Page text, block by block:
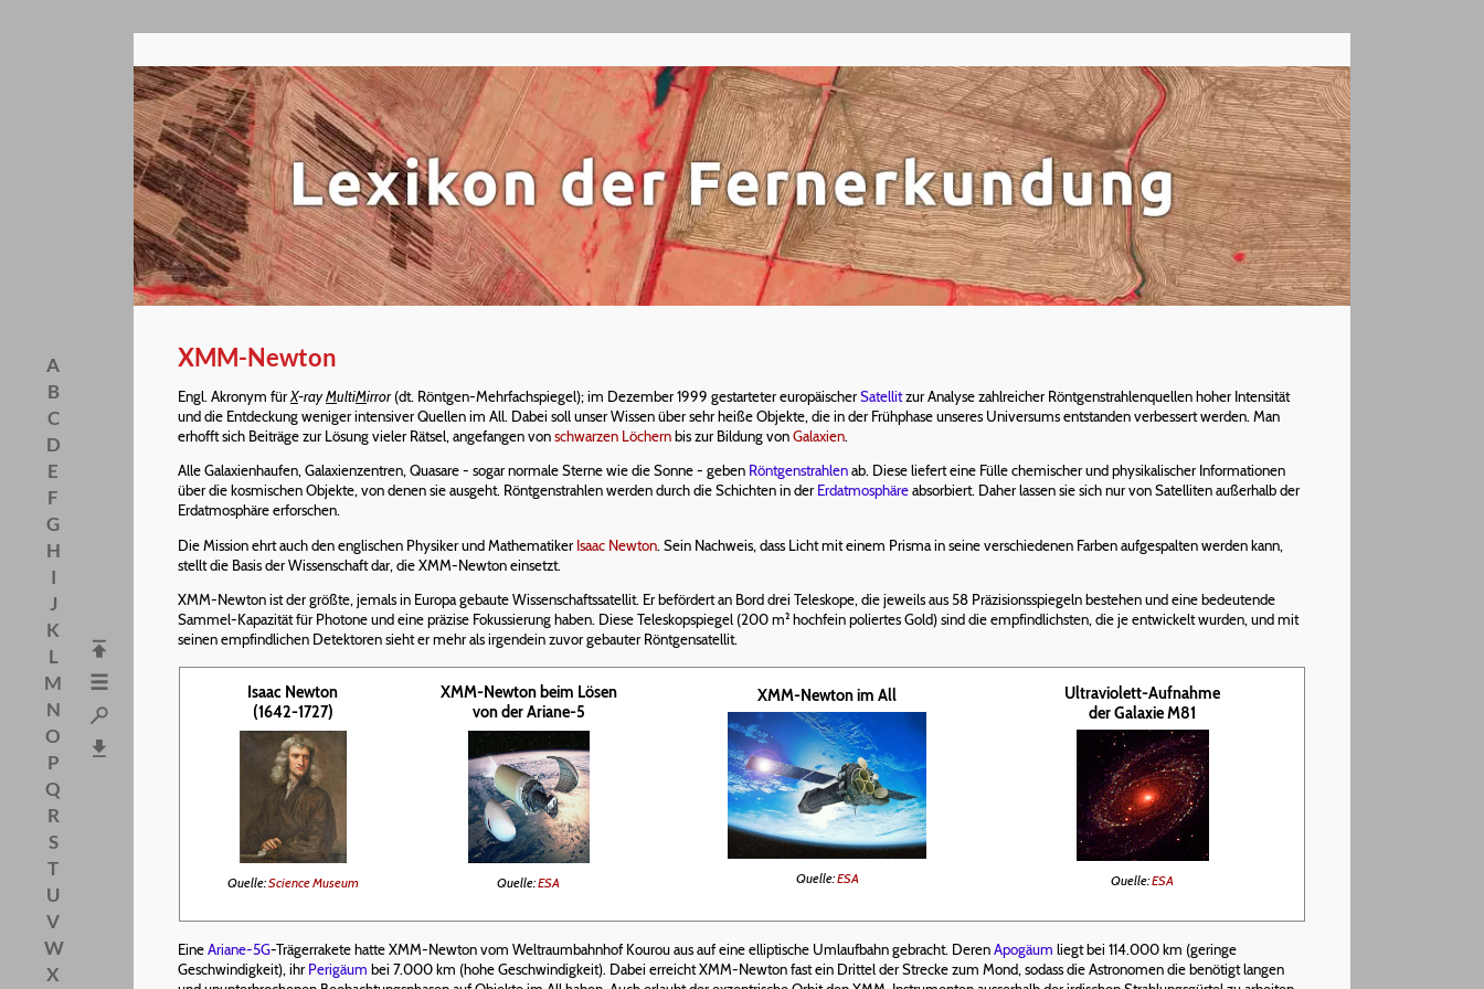
A
B
C
D
E
F
G
H
I
J
K
L
M
N
O
P
Q
R
S
T
U
V
W
X
XMM-Newton
Engl. Akronym fürX-rayMultiMirror(dt. Röntgen-Mehrfachspiegel); im Dezember 1999 gestarteter europäischerSatellitzur Analyse zahlreicher Röntgenstrahlenquellen hoher Intensität
und die Entdeckung weniger intensiver Quellen im All. Dabei soll unser Wissen über sehr heiße Objekte, die in der Frühphase unseres Universums entstanden verbessert werden. Man
erhofft sich Beiträge zur Lösung vieler Rätsel, angefangen vonschwarzen Löchernbis zur Bildung vonGalaxien.
Alle Galaxienhaufen, Galaxienzentren, Quasare - sogar normale Sterne wie die Sonne - geben Röntgenstrahlenab. Diese liefert eine Fülle chemischer und physikalischer Informationen
über die kosmischen Objekte, von denen sie ausgeht. Röntgenstrahlen werden durch die Schichten in derErdatmosphäreabsorbiert. Daher lassen sie sich nur von Satelliten außerhalb der
Erdatmosphäre erforschen.
Die Mission ehrt auch den englischen Physiker und MathematikerIsaac Newton. Sein Nachweis, dass Licht mit einem Prisma in seine verschiedenen Farben aufgespalten werden kann,
stellt die Basis der Wissenschaft dar, die XMM-Newton einsetzt.
XMM-Newton ist der größte, jemals in Europa gebaute Wissenschaftssatellit. Er befördert an Bord drei Teleskope, die jeweils aus 58 Präzisionsspiegeln bestehen und eine bedeutende
Sammel-Kapazität für Photone und eine präzise Fokussierung haben. Diese Teleskopspiegel (200 m² hochfein poliertes Gold) sind die empfindlichsten, die je entwickelt wurden, und mit
seinen empfindlichen Detektoren sieht er mehr als irgendein zuvor gebauter Röntgensatellit.
Isaac Newton
(1642-1727)
Quelle:Science Museum
XMM-Newton beim Lösen
von der Ariane-5
Quelle:ESA
XMM-Newton im All
Quelle:ESA
Ultraviolett-Aufnahme
der Galaxie M81
Quelle:ESA
EineAriane-5G-Trägerrakete hatte XMM-Newton vom Weltraumbahnhof Kourou aus auf eine elliptische Umlaufbahn gebracht. DerenApogäum liegt bei 114.000 km (geringe
Geschwindigkeit), ihrPerigäum bei 7.000 km (hohe Geschwindigkeit). Dabei erreicht XMM-Newton fast ein Drittel der Strecke zum Mond, sodass die Astronomen die benötigt langen